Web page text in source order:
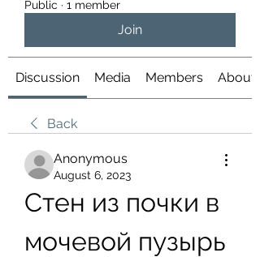
Public · 1 member
Join
Discussion Media Members About
Back
Anonymous
August 6, 2023
Стен из почки в
мочевой пузырь